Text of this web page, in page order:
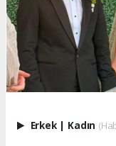
Erkek | Kadın